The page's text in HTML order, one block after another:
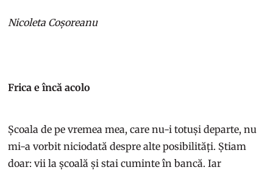
Nicoleta Coșoreanu
Frica e încă acolo
Școala de pe vremea mea, care nu-i totuși departe, nu
mi-a vorbit niciodată despre alte posibilități. Știam
doar: vii la școală și stai cuminte în bancă. Iar